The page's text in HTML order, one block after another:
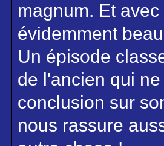
magnum. Et
évidemment
Un épisode
de l'ancien qui
conclusion sur
nous rassure